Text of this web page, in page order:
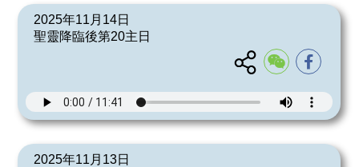
2025年11月14日
聖靈降臨後第20主日
2025年11月13日